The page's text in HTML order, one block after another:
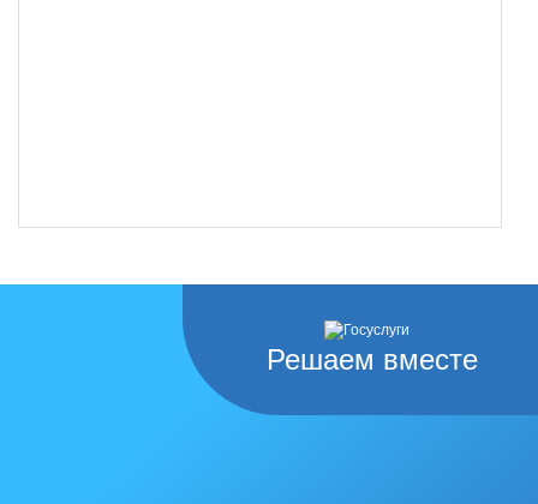
Решаем вместе